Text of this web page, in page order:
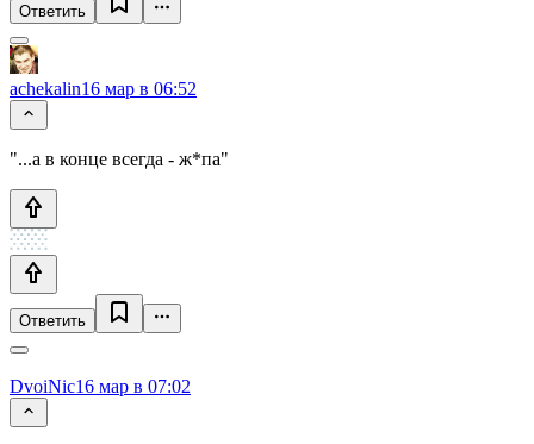
Ответить
achekalin16 мар в 06:52
"...а в конце всегда - ж*па"
Ответить
DvoiNic16 мар в 07:02